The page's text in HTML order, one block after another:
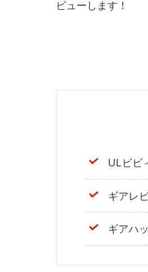
ビューします！
ULビビ
ギアレ
ギアハ